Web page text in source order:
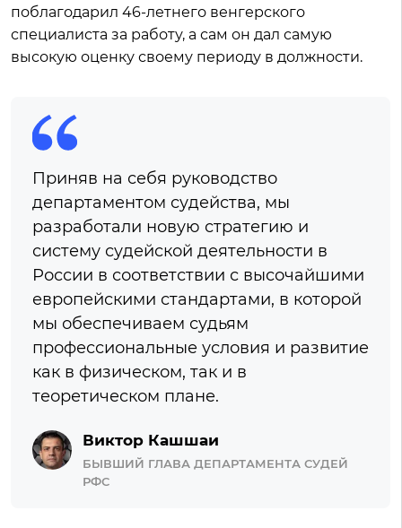
поблагодарил 46-летнего венгерского
специалиста за работу, а сам он дал самую
высокую оценку своему периоду в должности.
Приняв на себя руководство
департаментом судейства, мы
разработали новую стратегию и
систему судейской деятельности в
России в соответствии с высочайшими
европейскими стандартами, в которой
мы обеспечиваем судьям
профессиональные условия и развитие
как в физическом, так и в
теоретическом плане.
Виктор Кашшаи
БЫВШИЙ ГЛАВА ДЕПАРТАМЕНТА СУДЕЙ
РФС